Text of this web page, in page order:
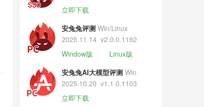
立即下载
安兔兔评测 Win/Linux
2025.11.14 v2.0.0.1192
Window版
Linux版
安兔兔AI大模型评测 Win
2025.10.20 v1.1.0.1103
立即下载